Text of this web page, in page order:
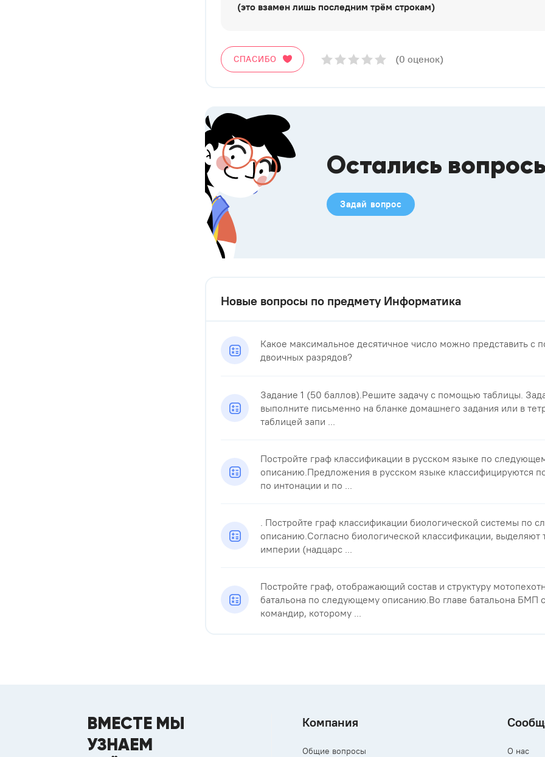
(это взамен лишь последним трём строкам)
СПАСИБО (0 оценок)
Остались
Задай вопрос
Новые вопросы по предмету Информатика
Какое максимальное десятичное число можно представить с
двоичных разрядов?
Задание 1 (50 баллов).Решите задачу с помощью таблицы.
выполните письменно на бланке домашнего задания или в
таблицей запи ...
Постройте граф классификации в русском языке по
описанию.Предложения в русском языке классифицируются
по интонации и по ...
. Постройте граф классификации биологической системы по
описанию.Согласно биологической классификации, выделяют
империи (надцарс ...
Постройте граф, отображающий состав и структуру
батальона по следующему описанию.Во главе батальона БМП
командир, которому ...
ВМЕСТЕ МЫ
УЗНАЕМ
Компания
Общие вопросы О нас